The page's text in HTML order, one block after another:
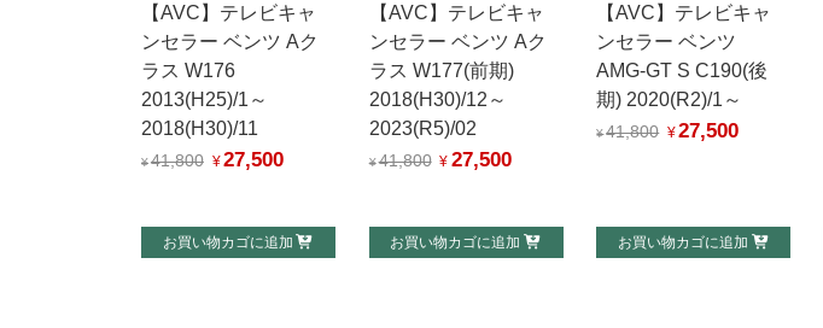
【AVC】テレビキャ
ンセラー ベンツ Aク
ラス W176
2013(H25)/1～
2018(H30)/11
¥41,800 元
格
¥27,500現
価
お買い物カゴに追加
【AVC】テレビキャ
ンセラー ベンツ Aク
ラス W177(前期)
2018(H30)/12～
2023(R5)/02
¥41,800 元
格
¥ 27,500現
価
お買い物カゴに追加
【AVC】テレビキャ
ンセラー ベンツ
AMG-GT S C190(後
期) 2020(R2)/1～
¥41,800 元
は
¥27,500現
格
お買い物カゴに追加